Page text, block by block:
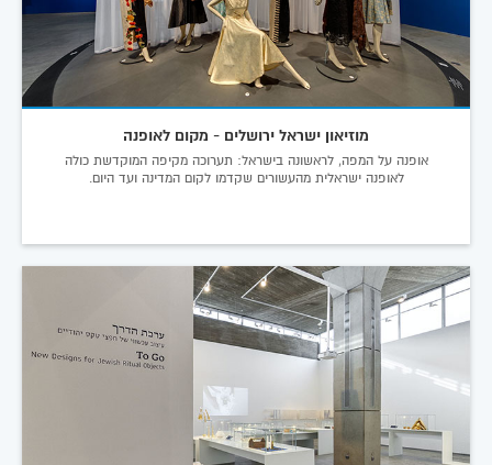
מוזיאון ישראל ירושלים - מקום לאופנה
אופנה על המפה, לראשונה בישראל: תערוכה מקיפה המוקדשת כולה
לאופנה ישראלית מהעשורים שקדמו לקום המדינה ועד היום.